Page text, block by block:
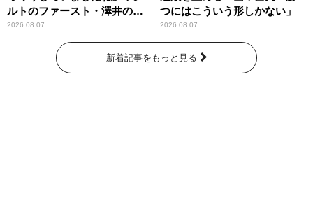
ルトのファースト・澤井の判
断を評価
2026.08.07
つにはこういう形しかない」
2026.08.07
新着記事をもっと見る